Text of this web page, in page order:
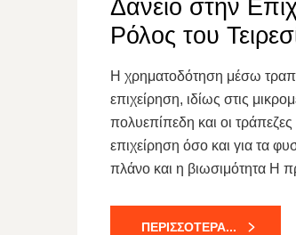
Δάνειο στην
Ρόλος του
Η χρηματοδότηση μέσω
επιχείρηση, ιδίως στις
πολυεπίπεδη και οι
επιχείρηση όσο και για τα
πλάνο και η βιωσιμότητα Η
ΠΕΡΙΣΣΌΤΕΡΑ...